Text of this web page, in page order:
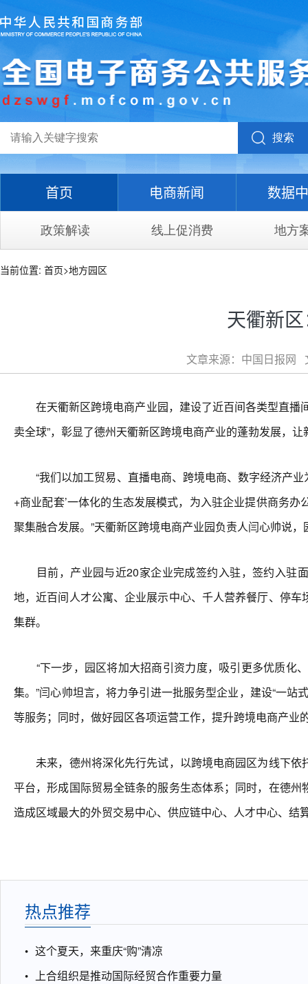
搜索
首页 电商新闻 数据
政策解读 线上促消费 地方
当前位置: 首页>地方园区
天衢新
文章来源：中国日报网
在天衢新区跨境电商产业园，建设了近百间各类型直播
卖全球”，彰显了德州天衢新区跨境电商产业的蓬勃发展，
“我们以加工贸易、直播电商、跨境电商、数字经济产业
+商业配套’一体化的生态发展模式，为入驻企业提供商务
聚集融合发展。”天衢新区跨境电商产业园负责人闫心帅说
目前，产业园与近20家企业完成签约入驻，签约入驻
地，近百间人才公寓、企业展示中心、千人营养餐厅、停
集群。
“下一步，园区将加大招商引资力度，吸引更多优质化
集。”闫心帅坦言，将力争引进一批服务型企业，建设“一
等服务；同时，做好园区各项运营工作，提升跨境电商产
未来，德州将深化先行先试，以跨境电商园区为线下依
平台，形成国际贸易全链条的服务生态体系；同时，在德
造成区域最大的外贸交易中心、供应链中心、人才中心、结
热点推荐
这个夏天，来重庆“购”清凉
上合组织是推动国际经贸合作重要力量